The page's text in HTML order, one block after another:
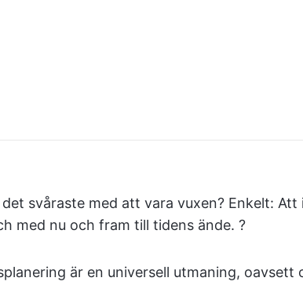
det svåraste med att vara vuxen? Enkelt:
med nu och fram till tidens ände. ?️
är en universell utmaning, oavsett